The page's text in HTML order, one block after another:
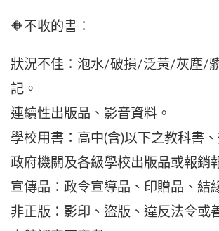
🔶不收的書：
狀況不佳：泡水/破損/泛黃/灰塵/
記。
連續性出版品、影音資料。
學校用書：高中(含)以下之教科書
政府機關及各級學校出版品或報銷
宣傳品：政令宣導品、印贈品、結
非正版：影印、盜版、違反法令或